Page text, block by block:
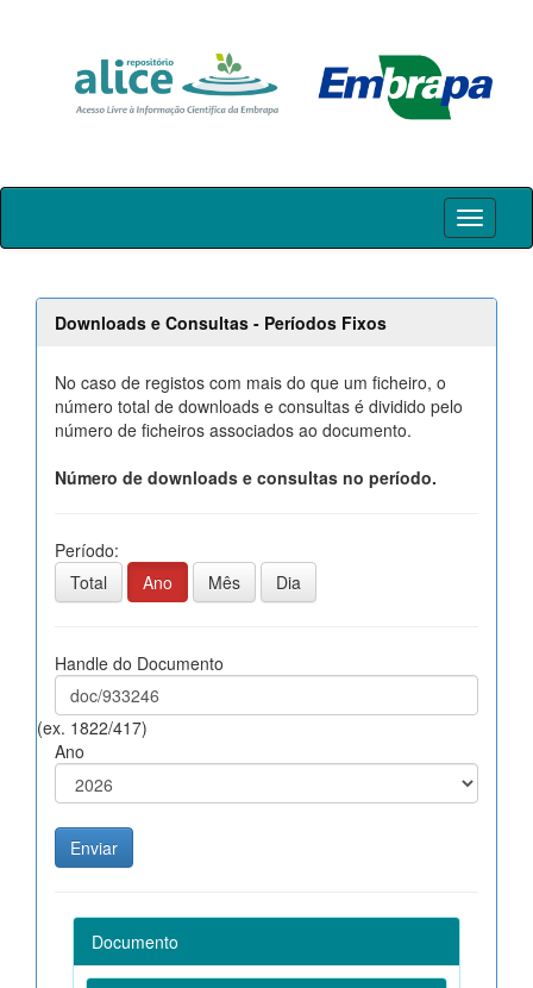
Skip
Downloads e Consultas - Períodos Fixos
No caso de registos com mais do que um ficheiro, o
número total de downloads e consultas é dividido pelo
número de ficheiros associados ao documento.
Número de downloads e consultas no período.
Período:
Total
Ano Mês Dia
Handle do Documento
(ex. 1822/417)
Ano
Documento